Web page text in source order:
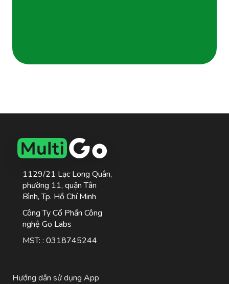
1129/21 Lạc Long Quân,
phường 11, quận Tân
Bình, Tp. Hồ Chí Minh
Công Ty Cổ Phần Công
nghệ Go Labs
MST: : 0318745244
Hướng dẫn sử dụng App